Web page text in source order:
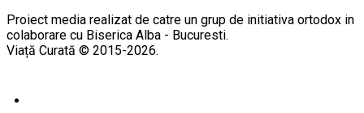
Proiect media realizat de catre un grup de initiativa ortodox in
colaborare cu Biserica Alba - Bucuresti.
Viață Curată © 2015-2026.